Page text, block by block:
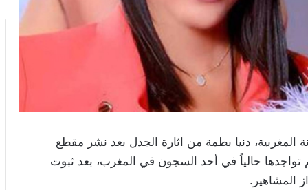
المغربية، دنيا بطمة من اثارة الجدل بعد نشر مقطع
حالياً في أحد السجون في المغرب، بعد ثبوت
المشاهير.